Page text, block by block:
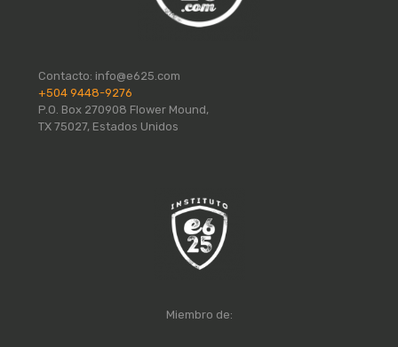
Contacto: info@e625.com
+504 9448-9276
P.O. Box 270908 Flower Mound,
TX 75027, Estados Unidos
Miembro de: